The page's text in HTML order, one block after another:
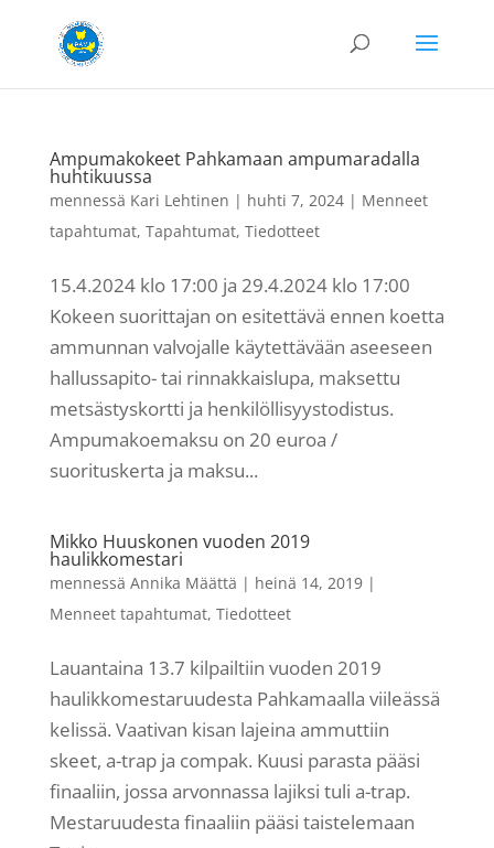
Ampumakokeet Pahkamaan ampumaradalla
huhtikuussa
mennessä Kari Lehtinen | huhti 7, 2024| Menneet
tapahtumat, Tapahtumat, Tiedotteet
15.4.2024 klo 17:00 ja 29.4.2024 klo 17:00
Kokeen suorittajan on esitettävä ennen koetta
ammunnan valvojalle käytettävään aseeseen
hallussapito- tai rinnakkaislupa, maksettu
metsästyskortti ja henkilöllisyystodistus.
Ampumakoemaksu on 20 euroa /
suorituskerta ja maksu...
Mikko Huuskonen vuoden 2019
haulikkomestari
mennessä Annika Määttä | heinä 14, 2019|
Menneet tapahtumat, Tiedotteet
Lauantaina 13.7 kilpailtiin vuoden 2019
haulikkomestaruudesta Pahkamaalla viileässä
kelissä. Vaativan kisan lajeina ammuttiin
skeet, a-trap ja compak. Kuusi parasta pääsi
finaaliin, jossa arvonnassa lajiksi tuli a-trap.
Mestaruudesta finaaliin pääsi taistelemaan